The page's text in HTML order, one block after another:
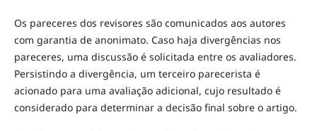
Os pareceres dos revisores são comunicados aos autores
com garantia de anonimato. Caso haja divergências nos
pareceres, uma discussão é solicitada entre os avaliadores.
Persistindo a divergência, um terceiro parecerista é
acionado para uma avaliação adicional, cujo resultado é
considerado para determinar a decisão final sobre o artigo.